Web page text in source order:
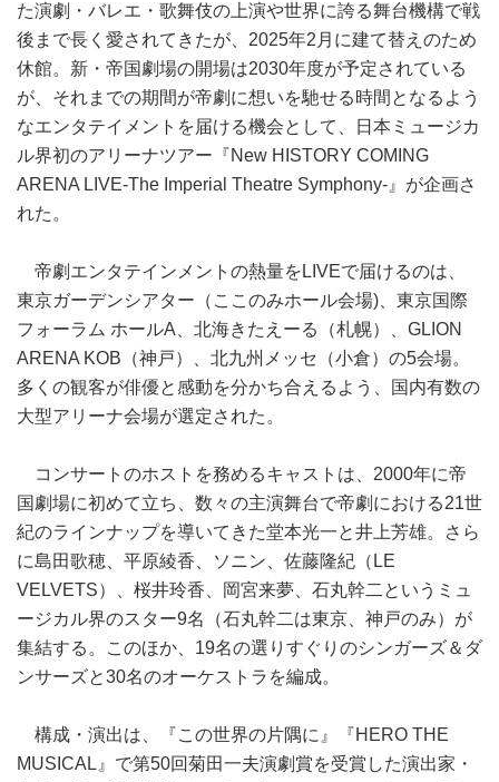
た演劇・バレエ・歌舞伎の上演や世界に誇る舞台機構で戦
後まで長く愛されてきたが、2025年2月に建て替えのため
休館。新・帝国劇場の開場は2030年度が予定されている
が、それまでの期間が帝劇に想いを馳せる時間となるよう
なエンタテイメントを届ける機会として、日本ミュージカ
ル界初のアリーナツアー『New HISTORY COMING
ARENA LIVE‐The Imperial Theatre Symphony‐』が企画さ
れた。
帝劇エンタテインメントの熱量をLIVEで届けるのは、
東京ガーデンシアター（ここのみホール会場)、東京国際
フォーラム ホールA、北海きたえーる（札幌）、GLION
ARENA KOB（神戸）、北九州メッセ（小倉）の5会場。
多くの観客が俳優と感動を分かち合えるよう、国内有数の
大型アリーナ会場が選定された。
コンサートのホストを務めるキャストは、2000年に帝
国劇場に初めて立ち、数々の主演舞台で帝劇における21世
紀のラインナップを導いてきた堂本光一と井上芳雄。さら
に島田歌穂、平原綾香、ソニン、佐藤隆紀（LE
VELVETS）、桜井玲香、岡宮来夢、石丸幹二というミュ
ージカル界のスター9名（石丸幹二は東京、神戸のみ）が
集結する。このほか、19名の選りすぐりのシンガーズ＆ダ
ンサーズと30名のオーケストラを編成。
構成・演出は、『この世界の片隅に』『HERO THE
MUSICAL』で第50回菊田一夫演劇賞を受賞した演出家・